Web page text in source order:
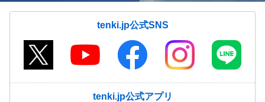
tenki.jp公式SNS
tenki.jp公式アプリ